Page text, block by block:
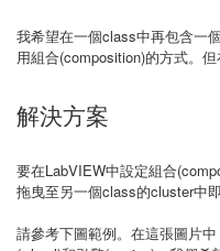
我希望在一個class中再包含一
用組合(composition)的方式。
解決方案
要在LabVIEW中設定組合
拖曳至另一個class的cluster中即
請參考下圖範例。在這張圖片